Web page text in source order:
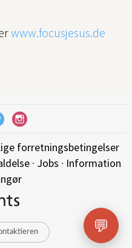
www.focusjesus.de
forretningsbetingelser
· Jobs · Information
💬